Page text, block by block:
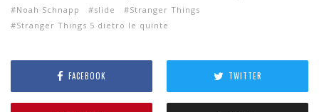
Noah Schnapp
slide
Stranger Things
Stranger Things 5 dietro le quinte
FACEBOOK TWITTER